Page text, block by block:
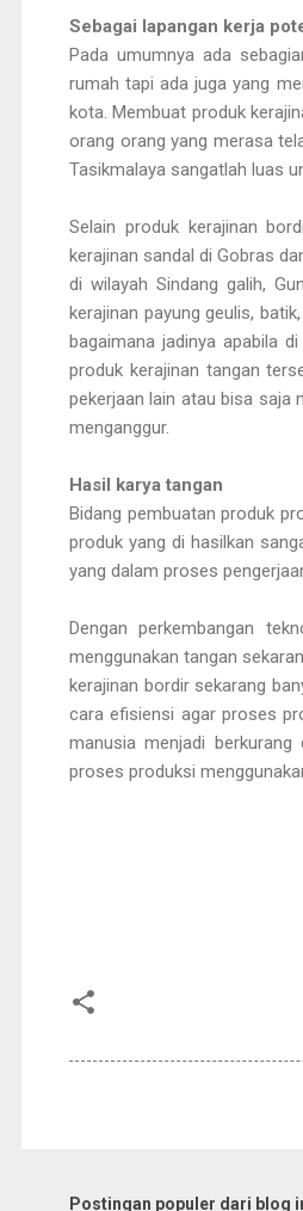
Sebagai lapangan kerja
Pada umumnya ada
rumah tapi ada juga yang
kota. Membuat produk
orang orang yang merasa
Tasikmalaya sangatlah luas
Selain produk kerajinan
kerajinan sandal di Gobras
di wilayah Sindang galih,
kerajinan payung geulis,
bagaimana jadinya apabila
produk kerajinan tangan
pekerjaan lain atau bisa saja
menganggur.
Hasil karya tangan
Bidang pembuatan produk
produk yang di hasilkan
yang dalam proses
Dengan perkembangan
menggunakan tangan
kerajinan bordir sekarang
cara efisiensi agar proses
manusia menjadi
proses produksi
Postingan populer dari blog